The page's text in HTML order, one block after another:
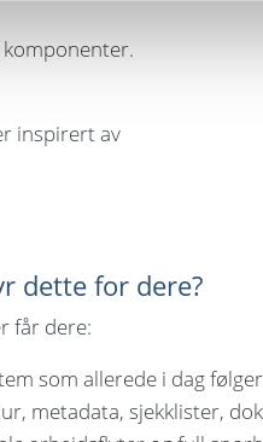
inspirert av
dette for dere?
får dere:
som allerede i dag
metadata, sjekklister,